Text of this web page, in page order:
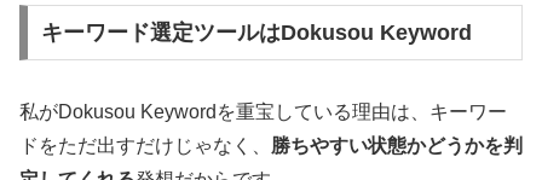
キーワード選定ツールはDokusou Keyword
私がDokusou Keywordを重宝している理由は、キーワー
ドをただ出すだけじゃなく、 勝ちやすい状態かどうかを判